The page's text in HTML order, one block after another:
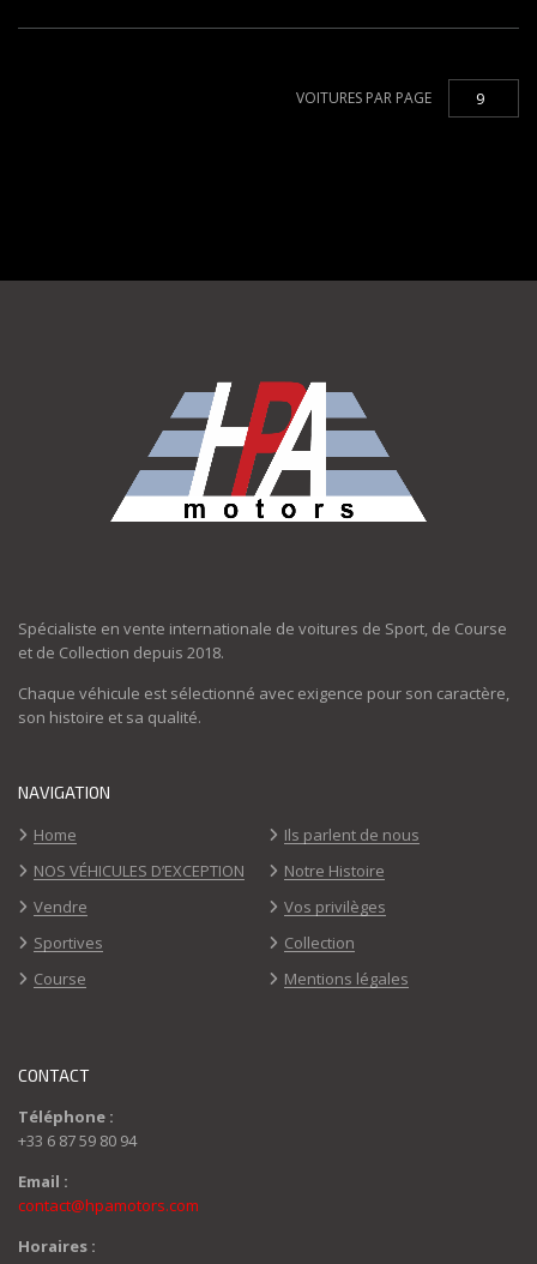
VOITURES PAR PAGE 9
Spécialiste en vente internationale de voitures de Sport, de Course
et de Collection depuis 2018.
Chaque véhicule est sélectionné avec exigence pour son caractère,
son histoire et sa qualité.
NAVIGATION
Home
Ils parlent de nous
NOS VÉHICULES D’EXCEPTION
Notre Histoire
Vendre
Vos privilèges
Sportives
Collection
Course
Mentions légales
CONTACT
Téléphone :
+33 6 87 59 80 94
Email :
contact@hpamotors.com
Horaires :